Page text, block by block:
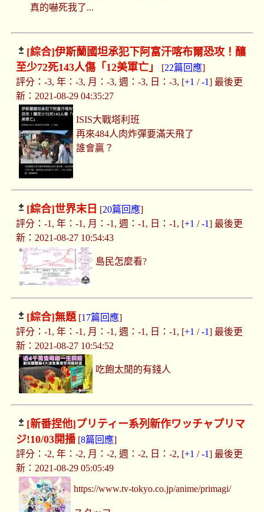
真的嚇死我了...
[綜合]伊斯蘭國坦承犯下阿富汗喀布爾恐攻！釀
至少72死143人傷「12美軍亡」
[22篇回應]
評分：-3, 年：-3, 月：-3, 週：-3, 日：-3, [+1 /-1] 最後更
新：2021-08-29 04:35:27
ISIS大戰塔利班
再來484人肉炸彈要滿天飛了
誰會贏？
[綜合]世界末日 [20篇回應]
評分：-1, 年：-1, 月：-1, 週：-1, 日：-1, [+1 /-1] 最後更
新：2021-08-27 10:54:43
島民怎麼看?
[綜合]無題[17篇回應]
評分：-1, 年：-1, 月：-1, 週：-1, 日：-1, [+1 /-1] 最後更
新：2021-08-27 10:54:52
吃飽太閒的有錢人
[新番捏他]プリティー系列新作ワッチャプリマ
ジ!10/03開播[8篇回應]
評分：-2, 年：-2, 月：-2, 週：-2, 日：-2, [+1 /-1] 最後更
新：2021-08-29 05:05:49
https://www.tv-tokyo.co.jp/anime/primagi/